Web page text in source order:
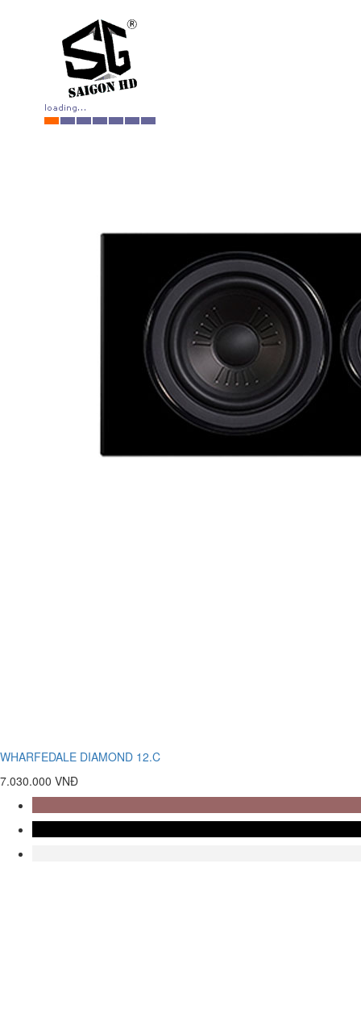
WHARFEDALE DIAMOND 12.C
7.030.000 VNĐ